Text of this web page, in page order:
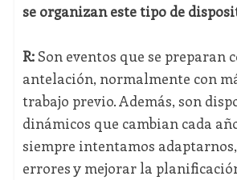
se organizan este tipo de
R:Son eventos que se preparan
antelación, normalmente con
trabajo previo. Además, son
dinámicos que cambian cada
siempre intentamos
errores y mejorar la